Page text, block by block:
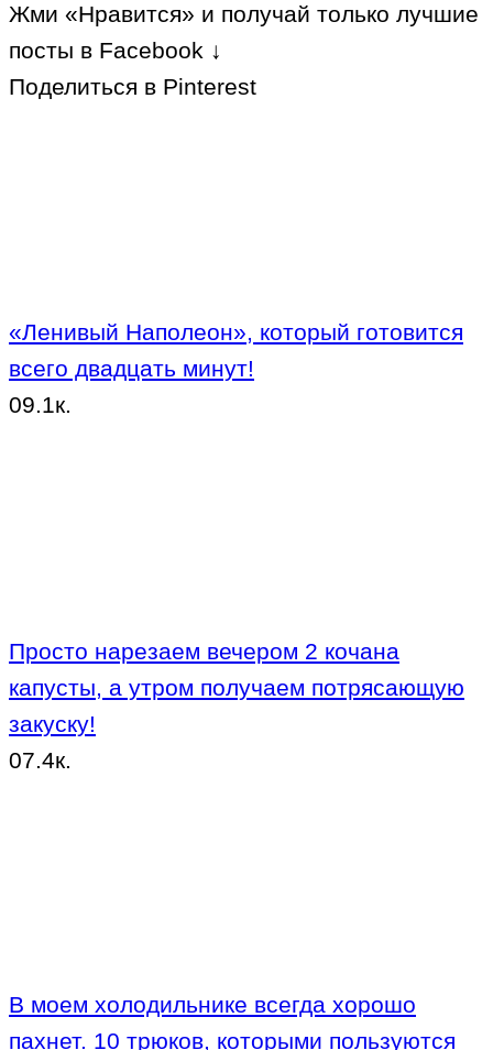
Жми «Нравится» и получай только лучшие
посты в Facebook ↓
Поделиться в Pinterest
«Ленивый Наполеон», который готовится
всего двадцать минут!
09.1к.
Просто нарезаем вечером 2 кочана
капусты, а утром получаем потрясающую
закуску!
07.4к.
В моем холодильнике всегда хорошо
пахнет. 10 трюков, которыми пользуются